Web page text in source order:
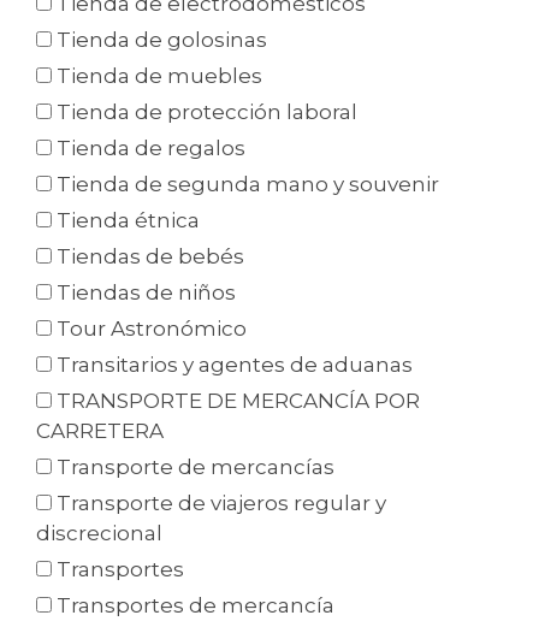
Tienda de golosinas
Tienda de muebles
Tienda de protección laboral
Tienda de regalos
Tienda de segunda mano y souvenir
Tienda étnica
Tiendas de bebés
Tiendas de niños
Tour Astronómico
Transitarios y agentes de aduanas
TRANSPORTE DE MERCANCÍA POR
CARRETERA
Transporte de mercancías
Transporte de viajeros regular y
discrecional
Transportes
Transportes de mercancía